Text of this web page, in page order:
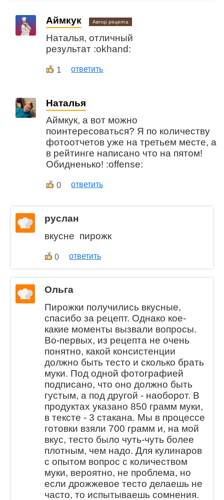
Аймкук Автор рецепта
Наталья, отличный
результат :okhand:
1 ответить
Наталья
Аймкук, а вот можно
поинтересоваться? Я по количеству
фотоотчетов уже на третьем месте, а
в рейтинге написано что на пятом!
Обидненько! :offense:
0 ответить
руслан
вкусне пирожк
0 ответить
Ольга
Пирожки получились вкусные,
спасибо за рецепт. Однако кое-
какие моменты вызвали вопросы.
Во-первых, из рецепта не очень
понятно, какой консистенции
должно быть тесто и сколько брать
муки. Под одной фотографией
подписано, что оно должно быть
густым, а под другой - наоборот. В
продуктах указано 850 грамм муки,
в тексте - 3 стакана. Мы в процессе
готовки взяли 700 грамм и, на мой
вкус, тесто было чуть-чуть более
плотным, чем надо. Для кулинаров
с опытом вопрос с количеством
муки, вероятно, не проблема, но
если дрожжевое тесто делаешь не
часто, то испытываешь сомнения.